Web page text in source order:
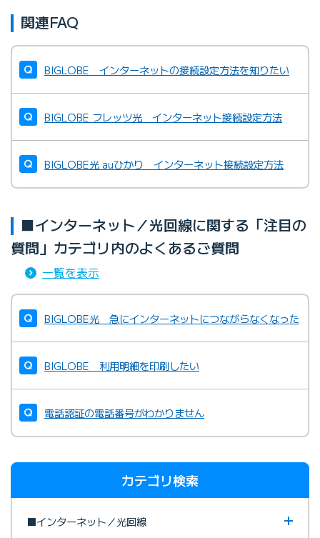
BIGLOBE会員証が届かない
関連FAQ
BIGLOBE インターネットの接続設定方法を知りたい
BIGLOBE フレッツ光 インターネット接続設定方法
BIGLOBE光 auひかり インターネット接続設定方法
■インターネット／光回線に関する「注目の
質問」カテゴリ内のよくあるご質問
一覧を表示
BIGLOBE光 急にインターネットにつながらなくなった
BIGLOBE 利用明細を印刷したい
電話認証の電話番号がわかりません
カテゴリ検索
■インターネット／光回線